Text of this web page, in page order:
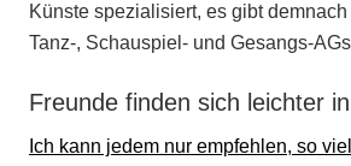
Künste spezialisiert, es gibt
Tanz-, Schauspiel- und Gesangs-
Freunde finden sich leichter
Ich kann jedem nur empfehlen, so